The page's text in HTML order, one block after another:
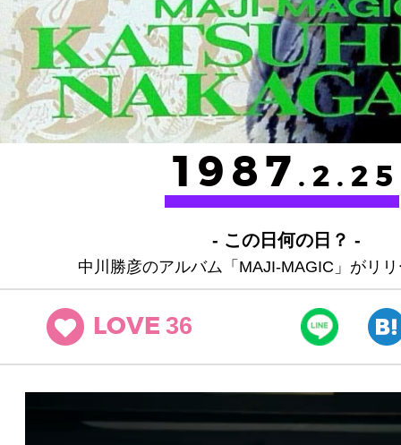
1987 .2.25
- この日何の日？ -
中川勝彦のアルバム「MAJI-MAGIC」がリ
LOVE 36